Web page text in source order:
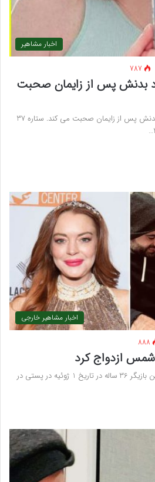
اخبار مشاهیر
787
بدنش پس از زایمان صحبت
لیندسی لوهان در مورد ریکاوری بدنش پس از زایمان صحبت می کند. ستاره 37
اخبار مشاهیر خارجی
888
شمس ازدواج کرد
لیندسی لوهان یک زن متاهله، این بازیگر 36 ساله در تاریخ 1 ژوئیه در پستی در